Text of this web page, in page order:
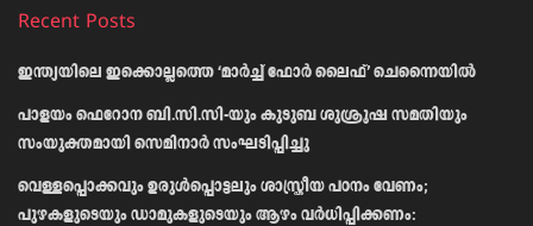
Recent Posts
ഇന്ത്യയിലെ ഇക്കൊല്ലത്തെ ‘മാർച്ച് ഫോർ ലൈഫ്’ ചെന്നൈയിൽ
പാളയം ഫെറോന ബി.സി.സി-യും കുടുബ ശുശ്രൂഷ സമതിയും
സംയുക്തമായി സെമിനാർ സംഘടിപ്പിച്ചു
വെള്ളപ്പൊക്കവും ഉരുള്‍പ്പൊട്ടലും ശാസ്ത്രീയ പഠനം വേണം;
പുഴകളുടെയും ഡാമുകളുടെയും ആഴം വര്‍ധിപ്പിക്കണം: